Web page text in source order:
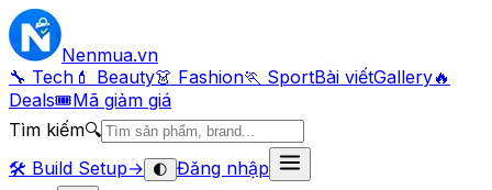
Nenmua.vn
🔧 Tech 💄 Beauty👗 Fashion🏃 SportBài viếtGallery🔥
Deals🎟Mã giảm giá
Tìm kiếm🔍
🛠️ Build Setup→ 🌓 Đăng nhập